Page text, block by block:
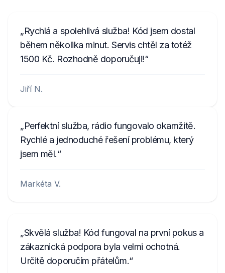
Rychlá a spolehlivá služba! Kód jsem dostal
během několika minut. Servis chtěl za totéž
1500 Kč. Rozhodně doporučuji!
Jiří N.
Perfektní služba, rádio fungovalo okamžitě.
Rychlé a jednoduché řešení problému, který
jsem měl.
Markéta V.
Skvělá služba! Kód fungoval na první pokus a
zákaznická podpora byla velmi ochotná.
Určitě doporučím přátelům.